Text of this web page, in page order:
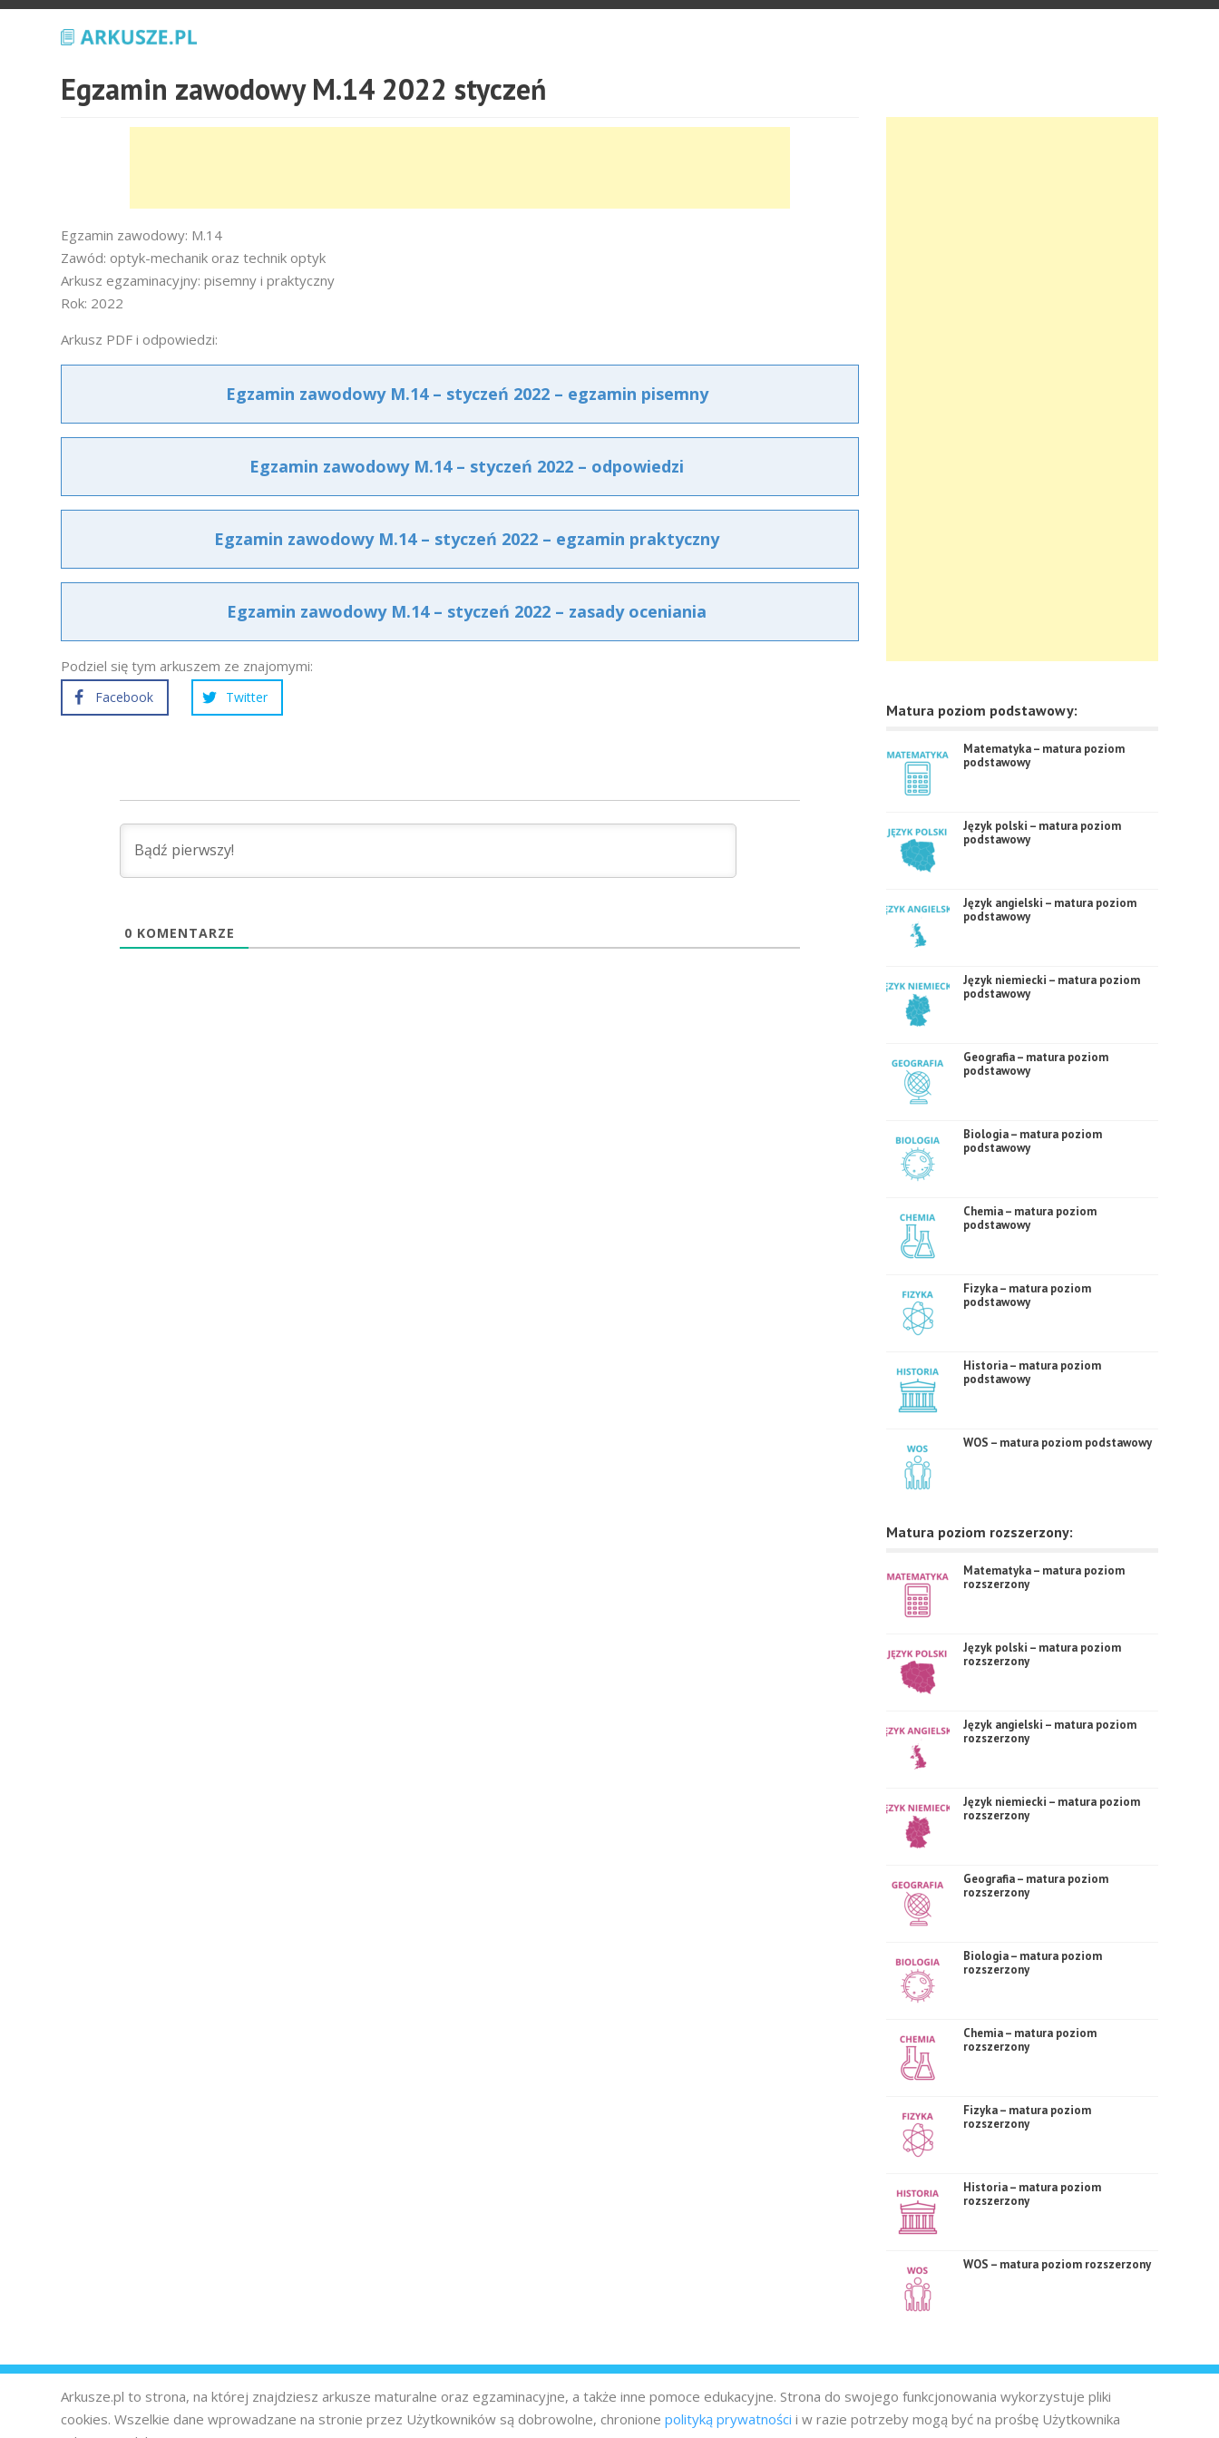
Egzamin zawodowy M.14 2022 styczeń
Egzamin zawodowy: M.14
Zawód: optyk-mechanik oraz technik optyk
Arkusz egzaminacyjny: pisemny i praktyczny
Rok: 2022
Arkusz PDF i odpowiedzi:
Egzamin zawodowy M.14 – styczeń 2022 – egzamin pisemny
Egzamin zawodowy M.14 – styczeń 2022 – odpowiedzi
Egzamin zawodowy M.14 – styczeń 2022 – egzamin praktyczny
Egzamin zawodowy M.14 – styczeń 2022 – zasady oceniania
Podziel się tym arkuszem ze znajomymi:
Facebook Twitter
0 KOMENTARZE
Matura poziom podstawowy:
Matematyka – matura poziom
podstawowy
Język polski – matura poziom
podstawowy
Język angielski – matura poziom
podstawowy
Język niemiecki – matura poziom
podstawowy
Geografia – matura poziom
podstawowy
Biologia – matura poziom
podstawowy
Chemia – matura poziom
podstawowy
Fizyka – matura poziom
podstawowy
Historia – matura poziom
podstawowy
WOS – matura poziom podstawowy
Matura poziom rozszerzony:
Matematyka – matura poziom
rozszerzony
Język polski – matura poziom
rozszerzony
Język angielski – matura poziom
rozszerzony
Język niemiecki – matura poziom
rozszerzony
Geografia – matura poziom
rozszerzony
Biologia – matura poziom
rozszerzony
Chemia – matura poziom
rozszerzony
Fizyka – matura poziom
rozszerzony
Historia – matura poziom
rozszerzony
WOS – matura poziom rozszerzony
Arkusze.pl to strona, na której znajdziesz arkusze maturalne oraz egzaminacyjne, a także inne pomoce edukacyjne. Strona do swojego funkcjonowania wykorzystuje pliki
cookies. Wszelkie dane wprowadzane na stronie przez Użytkowników są dobrowolne, chronione polityką prywatności i w razie potrzeby mogą być na prośbę Użytkownika